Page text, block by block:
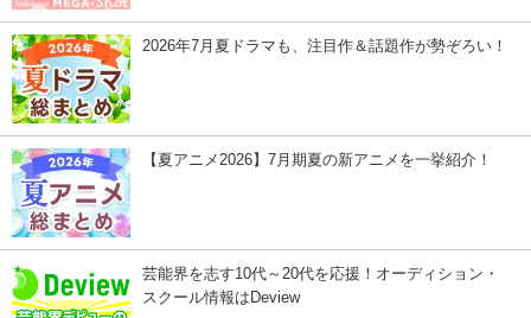
2026年7月夏ドラマも、注目作＆話題作が勢ぞろい！
【夏アニメ2026】7月期夏の新アニメを一挙紹介！
芸能界を志す10代～20代を応援！オーディション・
スクール情報はDeview